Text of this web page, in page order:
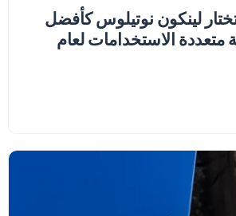
لينكون نوتيلوس كأفضل
متعددة الاستخدامات لعام